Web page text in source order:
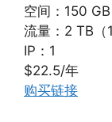
空间：150 GB
流量：2 TB（
IP：1
$22.5/年
购买链接